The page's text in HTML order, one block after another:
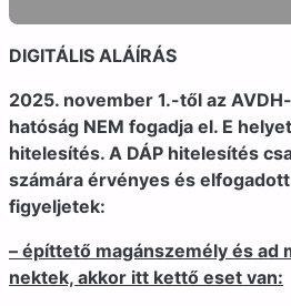
DIGITÁLIS ALÁÍRÁS
2025. november 1.-től az
hatóság NEM fogadja el. E
hitelesítés. A DÁP hitelesítés
számára érvényes és
figyeljetek:
– építtető magánszemély és ad
nektek, akkor itt kettő eset van: